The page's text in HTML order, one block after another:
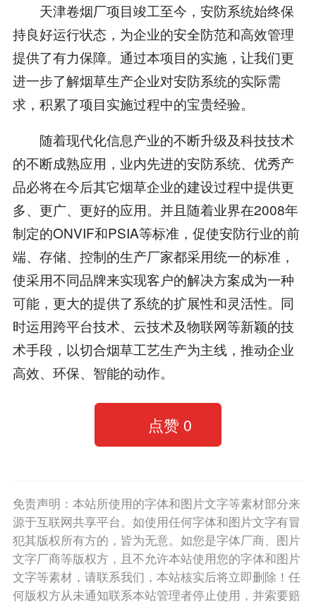
天津卷烟厂项目竣工至今，安防系统始终保
持良好运行状态，为企业的安全防范和高效管理
提供了有力保障。通过本项目的实施，让我们更
进一步了解烟草生产企业对安防系统的实际需
求，积累了项目实施过程中的宝贵经验。
随着现代化信息产业的不断升级及科技技术
的不断成熟应用，业内先进的安防系统、优秀产
品必将在今后其它烟草企业的建设过程中提供更
多、更广、更好的应用。并且随着业界在2008年
制定的ONVIF和PSIA等标准，促使安防行业的前
端、存储、控制的生产厂家都采用统一的标准，
使采用不同品牌来实现客户的解决方案成为一种
可能，更大的提供了系统的扩展性和灵活性。同
时运用跨平台技术、云技术及物联网等新颖的技
术手段，以切合烟草工艺生产为主线，推动企业
高效、环保、智能的动作。
点赞 0
免责声明：本站所使用的字体和图片文字等素材部分来
源于互联网共享平台。如使用任何字体和图片文字有冒
犯其版权所有方的，皆为无意。如您是字体厂商、图片
文字厂商等版权方，且不允许本站使用您的字体和图片
文字等素材，请联系我们，本站核实后将立即删除！任
何版权方从未通知联系本站管理者停止使用，并索要赔